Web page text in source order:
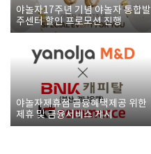
야놀자17주년 기념 야놀자 통합발
주센터 할인 프로모션 진행
야놀자제휴점 금융혜택제공 위한
제휴 및 금융서비스 게시